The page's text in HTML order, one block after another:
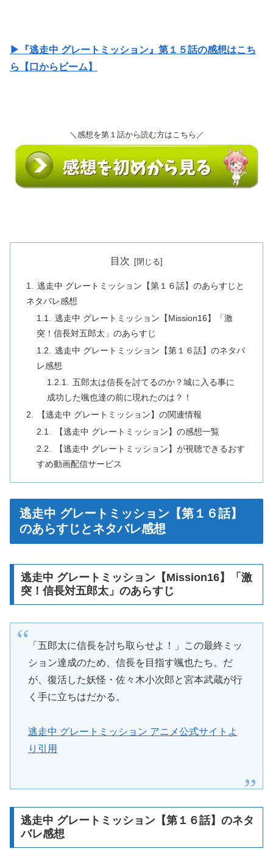
▶『逃走中 グレートミッション』第１５話の感想はこち
ら【口からビーム】
＼感想を第１話から読む方はこちら／
目次
逃走中 グレートミッション【第１６話】のあらすじと
ネタバレ感想
逃走中 グレートミッション【Mission16】「激
突！信長対五郎太」のあらすじ
逃走中 グレートミッション【第１６話】のネタバ
レ感想
五郎太は信長を討てるのか？城に入る事に
成功した颯也達の前に現れたのは？！
【逃走中 グレートミッション】の関連情報
【逃走中 グレートミッション】の感想一覧
【逃走中 グレートミッション】が視聴できるおす
すめ動画配信サービス
逃走中 グレートミッション【第１６話】
のあらすじとネタバレ感想
逃走中 グレートミッション【Mission16】「激
突！信長対五郎太」のあらすじ
「五郎太に信長を討ち取らせよ！」この最終ミッ
ション達成のため、信長を目指す颯也たち。だ
が、復活した妖怪・佐々木小次郎と宮本武蔵が行
く手に立ちはだかる。
逃走中 グレートミッション アニメ公式サイトよ
り引用
逃走中 グレートミッション【第１６話】のネタ
バレ感想